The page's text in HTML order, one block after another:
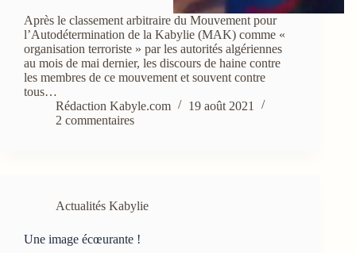
Après le classement arbitraire du Mouvement pour
l’Autodétermination de la Kabylie (MAK) comme «
organisation terroriste » par les autorités algériennes
au mois de mai dernier, les discours de haine contre
les membres de ce mouvement et souvent contre
tous…
Rédaction Kabyle.com
19 août 2021
2 commentaires
Actualités Kabylie
Une image écœurante !